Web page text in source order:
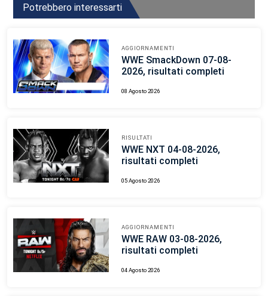
Potrebbero interessarti
AGGIORNAMENTI
WWE SmackDown 07-08-
2026, risultati completi
08 Agosto 2026
RISULTATI
WWE NXT 04-08-2026,
risultati completi
05 Agosto 2026
AGGIORNAMENTI
WWE RAW 03-08-2026,
risultati completi
04 Agosto 2026